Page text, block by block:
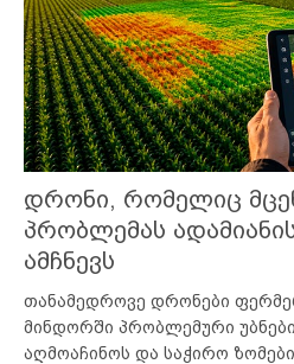
დრონი, რომელიც
პრობლემას
ამჩნევს
თანამედროვე დრონები
მინდორში პრობლემური
აღმოაჩინოს და საჭირო